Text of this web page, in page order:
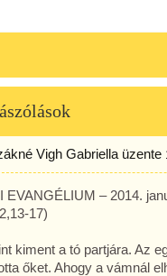
Vigh Gabriella üzente
EVANGÉLIUM – 2014.
17)
kiment a tó partjára. Az
őket. Ahogy a vámnál